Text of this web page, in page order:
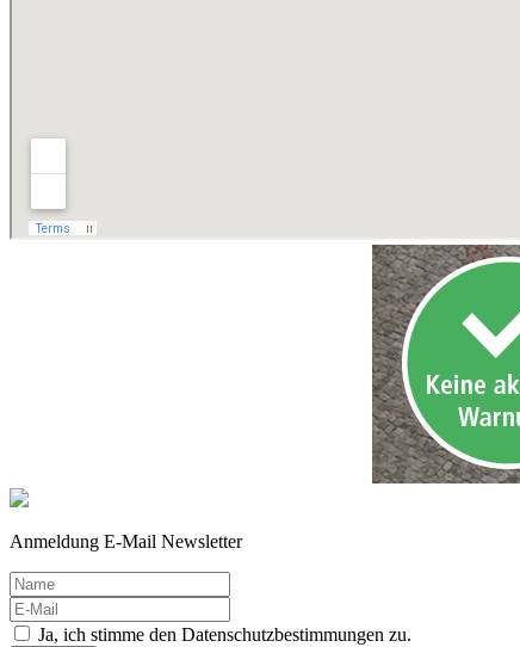
Anmeldung E-Mail Newsletter
Ja, ich stimme den Datenschutzbestimmungen zu.